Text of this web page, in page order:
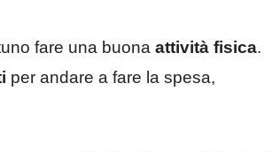
fare una buona attività fisica.
per andare a fare la spesa,